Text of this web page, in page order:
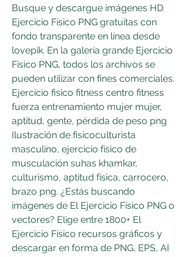
Busque y descargue imágenes HD
Ejercicio Físico PNG gratuitas con
fondo transparente en línea desde
lovepik. En la galería grande Ejercicio
Físico PNG, todos los archivos se
pueden utilizar con fines comerciales.
Ejercicio fisico fitness centro fitness
fuerza entrenamiento mujer mujer,
aptitud, gente, pérdida de peso png
Ilustración de fisicoculturista
masculino, ejercicio físico de
musculación suhas khamkar,
culturismo, aptitud física, carrocero,
brazo png. ¿Estás buscando
imágenes de El Ejercicio Físico PNG o
vectores? Elige entre 1800+ El
Ejercicio Físico recursos gráficos y
descargar en forma de PNG, EPS, AI